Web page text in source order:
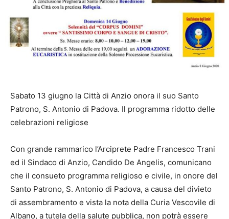
Sabato 13 giugno la Città di Anzio onora il suo Santo
Patrono, S. Antonio di Padova. Il programma ridotto delle
celebrazioni religiose
Con grande rammarico l’Arciprete Padre Francesco Trani
ed il Sindaco di Anzio, Candido De Angelis, comunicano
che il consueto programma religioso e civile, in onore del
Santo Patrono, S. Antonio di Padova, a causa del divieto
di assembramento e vista la nota della Curia Vescovile di
Albano, a tutela della salute pubblica, non potrà essere